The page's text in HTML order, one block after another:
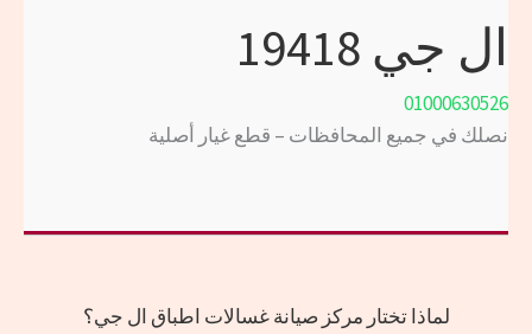
ال جي 19418
01000630526
نصلك في جميع المحافظات – قطع غيار أصلية
لماذا تختار مركز صيانة غسالات اطباق ال جي؟